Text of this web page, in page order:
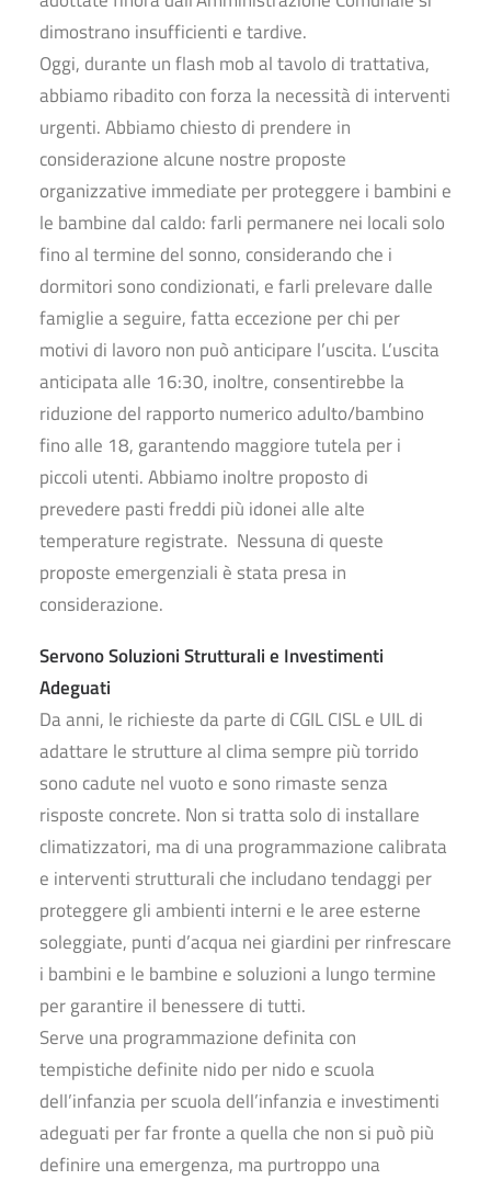
dimostrano insufficienti e tardive.
Oggi, durante un flash mob al tavolo di trattativa,
abbiamo ribadito con forza la necessità di interventi
urgenti. Abbiamo chiesto di prendere in
considerazione alcune nostre proposte
organizzative immediate per proteggere i bambini e
le bambine dal caldo: farli permanere nei locali solo
fino al termine del sonno, considerando che i
dormitori sono condizionati, e farli prelevare dalle
famiglie a seguire, fatta eccezione per chi per
motivi di lavoro non può anticipare l’uscita. L’uscita
anticipata alle 16:30, inoltre, consentirebbe la
riduzione del rapporto numerico adulto/bambino
fino alle 18, garantendo maggiore tutela per i
piccoli utenti. Abbiamo inoltre proposto di
prevedere pasti freddi più idonei alle alte
temperature registrate. Nessuna di queste
proposte emergenziali è stata presa in
considerazione.
Servono Soluzioni Strutturali e Investimenti
Adeguati
Da anni, le richieste da parte di CGIL CISL e UIL di
adattare le strutture al clima sempre più torrido
sono cadute nel vuoto e sono rimaste senza
risposte concrete. Non si tratta solo di installare
climatizzatori, ma di una programmazione calibrata
e interventi strutturali che includano tendaggi per
proteggere gli ambienti interni e le aree esterne
soleggiate, punti d’acqua nei giardini per rinfrescare
i bambini e le bambine e soluzioni a lungo termine
per garantire il benessere di tutti.
Serve una programmazione definita con
tempistiche definite nido per nido e scuola
dell’infanzia per scuola dell’infanzia e investimenti
adeguati per far fronte a quella che non si può più
definire una emergenza, ma purtroppo una